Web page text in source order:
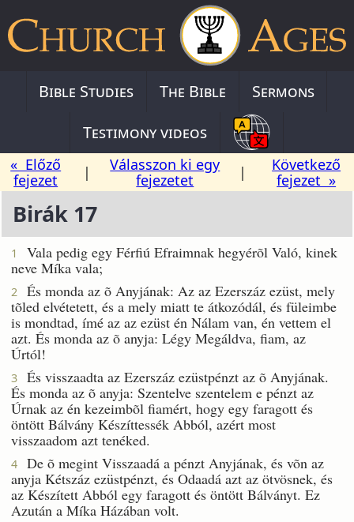
Bible Studies The Bible
Sermons
Testimony videos
« Előző
fejezet
|
Válasszon ki egy
fejezetet
|
Következő
fejezet »
Birák 17
1
Vala pedig egy Férfiú Efraimnak hegyérõl Való, kinek
neve Míka vala;
2
És monda az õ Anyjának: Az az Ezerszáz ezüst, mely
tõled elvétetett, és a mely miatt te átkozódál, és füleimbe
is mondtad, ímé az az ezüst én Nálam van, én vettem el
azt. És monda az õ anyja: Légy Megáldva, fiam, az
Úrtól!
3
És visszaadta az Ezerszáz ezüstpénzt az õ Anyjának.
És monda az õ anyja: Szentelve szentelem e pénzt az
Úrnak az én kezeimbõl fiamért, hogy egy faragott és
öntött Bálvány Készíttessék Abból, azért most
visszaadom azt tenéked.
4
De õ megint Visszaadá a pénzt Anyjának, és võn az
anyja Kétszáz ezüstpénzt, és Odaadá azt az ötvösnek, és
az Készített Abból egy faragott és öntött Bálványt. Ez
Azután a Míka Házában volt.